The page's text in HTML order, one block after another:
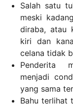
Salah satu
meski
diraba, atau
kiri dan
celana tidak
Penderita
menjadi
yang sama
Bahu terlihat